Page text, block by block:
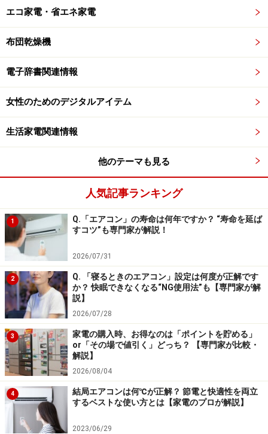
※記事内容は執筆時点のものです。最新の内容をご確認くださ
い。
1/3 次のページへ
エコ家電・省エネ家電
布団乾燥機
電子辞書関連情報
女性のためのデジタルアイテム
生活家電関連情報
他のテーマも見る
人気記事ランキング
1
Q.「エアコン」の寿命は何年ですか？ “寿命を延ば
すコツ”も専門家が解説！
2026/07/31
2
Q. 「寝るときのエアコン」設定は何度が正解です
か？ 快眠できなくなる“NG使用法”も【専門家が解
説】
2026/07/28
3
家電の購入時、お得なのは「ポイントを貯める」
or「その場で値引く」どっち？ 【専門家が比較・
解説】
2026/08/04
4
結局エアコンは何℃が正解？ 節電と快適性を両立
するベストな使い方とは【家電のプロが解説】
2023/06/29